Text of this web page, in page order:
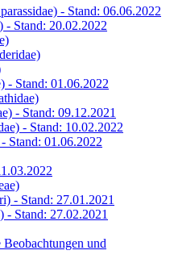
- Stand: 06.06.2022
- Stand: 20.02.2022
- Stand: 01.06.2022
- Stand: 09.12.2021
- Stand: 10.02.2022
Stand: 01.06.2022
- Stand: 27.01.2021
- Stand: 27.02.2021
Beobachtungen und